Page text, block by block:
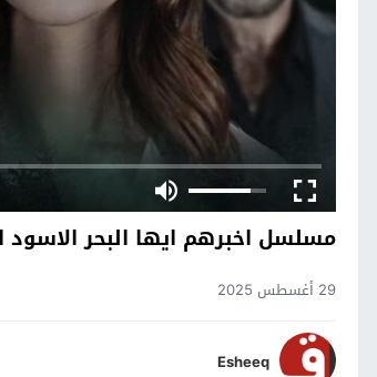
مسلسل اخبرهم ايها البحر الاسود
29 أغسطس 2025
Esheeq